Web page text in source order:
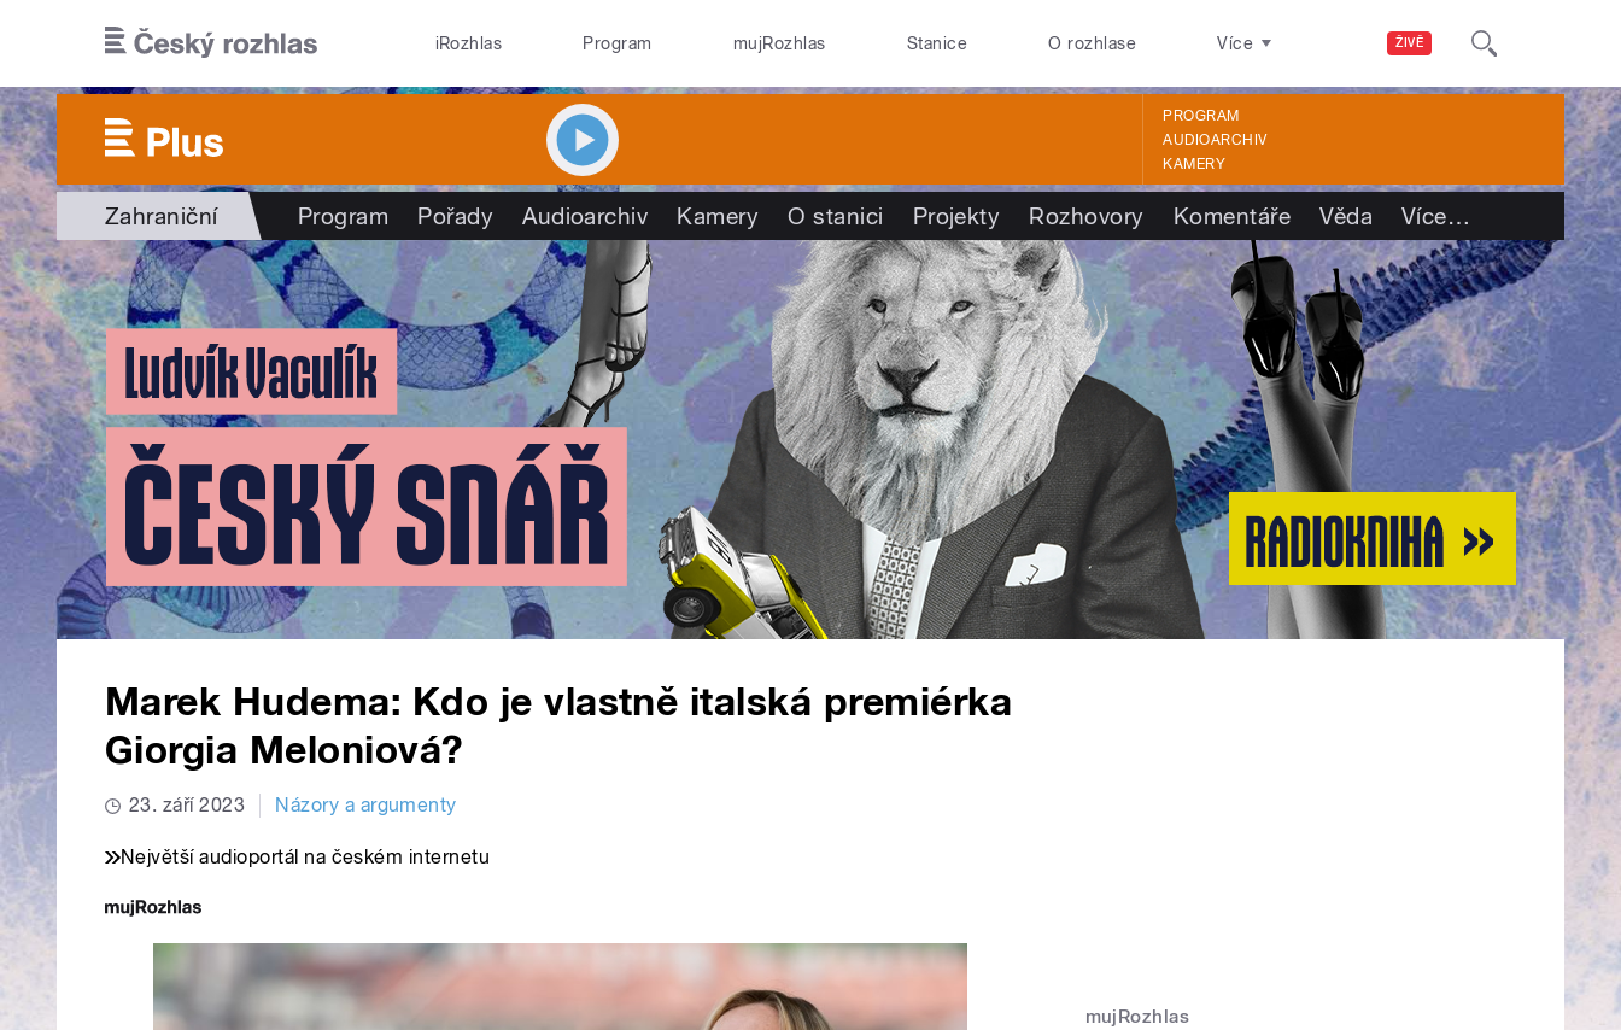
ŽIVĚ
iRozhlas Program mujRozhlas Stanice O rozhlase Více
PROGRAM
AUDIOARCHIV
KAMERY
Zahraniční Program Pořady Audioarchiv Kamery O stanici Projekty Rozhovory Komentáře Věda Více…
Marek Hudema: Kdo je vlastně italská premiérka
Giorgia Meloniová?
23. září 2023 Názory a argumenty
Největší audioportál na českém internetu
mujRozhlas